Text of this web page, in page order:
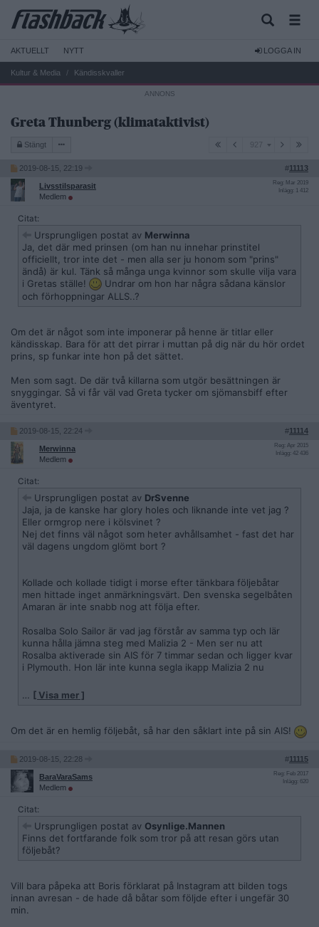
AKTUELLT NYTT LOGGA IN
Kultur & Media Kändisskvaller
Greta Thunberg (klimataktivist)
Stängt 927
2019-08-15, 22:19 #11113
Livsstilsparasit
Medlem
Reg: Mar 2019
Inlägg: 1 412
Citat:
Ursprungligen postat av Merwinna
Ja, det där med prinsen (om han nu innehar prinstitel
officiellt, tror inte det - men alla ser ju honom som "prins"
ändå) är kul. Tänk så många unga kvinnor som skulle vilja vara
i Gretas ställe!
Undrar om hon har några sådana känslor
och förhoppningar ALLS..?
Om det är något som inte imponerar på henne är titlar eller
kändisskap. Bara för att det pirrar i muttan på dig när du hör ordet
prins, sp funkar inte hon på det sättet.
Men som sagt. De där två killarna som utgör besättningen är
snyggingar. Så vi får väl vad Greta tycker om sjömansbiff efter
äventyret.
2019-08-15, 22:24 #11114
Merwinna
Medlem
Reg: Apr 2015
Inlägg: 42 436
Citat:
Ursprungligen postat av DrSvenne
Jaja, ja de kanske har glory holes och liknande inte vet jag ?
Eller ormgrop nere i kölsvinet ?
Nej det finns väl något som heter avhållsamhet - fast det har
väl dagens ungdom glömt bort ?
Kollade och kollade tidigt i morse efter tänkbara följebåtar
men hittade inget anmärkningsvärt. Den svenska segelbåten
Amaran är inte snabb nog att följa efter.
Rosalba Solo Sailor är vad jag förstår av samma typ och lär
kunna hålla jämna steg med Malizia 2 - Men ser nu att
Rosalba aktiverade sin AIS för 7 timmar sedan och ligger kvar
i Plymouth. Hon lär inte kunna segla ikapp Malizia 2 nu
… [ Visa mer ]
Om det är en hemlig följebåt, så har den såklart inte på sin AIS!
2019-08-15, 22:28 #11115
BaraVaraSams
Medlem
Reg: Feb 2017
Inlägg: 620
Citat:
Ursprungligen postat av Osynlige.Mannen
Finns det fortfarande folk som tror på att resan görs utan
följebåt?
Vill bara påpeka att Boris förklarat på Instagram att bilden togs
innan avresan - de hade då båtar som följde efter i ungefär 30
min.